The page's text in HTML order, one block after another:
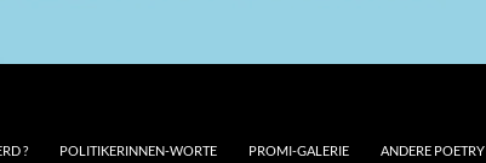
? POLITIKERINNEN-WORTE PROMI-GALERIE ANDERE POETRY